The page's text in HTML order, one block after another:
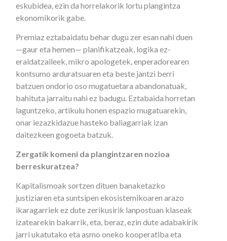
eskubidea, ezin da horrelakorik lortu plangintza
ekonomikorik gabe.
Premiaz eztabaidatu behar dugu zer esan nahi duen
—gaur eta hemen— planifikatzeak, logika ez-
eraldatzaileek, mikro apologetek, enperadorearen
kontsumo arduratsuaren eta beste jantzi berri
batzuen ondorio oso mugatuetara abandonatuak,
bahituta jarraitu nahi ez badugu. Eztabaida horretan
laguntzeko, artikulu honen espazio mugatuarekin,
onar iezazkidazue hasteko baliagarriak izan
daitezkeen gogoeta batzuk.
Zergatik komeni da plangintzaren nozioa
berreskuratzea?
Kapitalismoak sortzen dituen banaketazko
justiziaren eta suntsipen ekosistemikoaren arazo
ikaragarriek ez dute zerikusirik lanpostuan klaseak
izatearekin bakarrik, eta, beraz, ezin dute adabakirik
jarri ukatutako eta asmo oneko kooperatiba eta